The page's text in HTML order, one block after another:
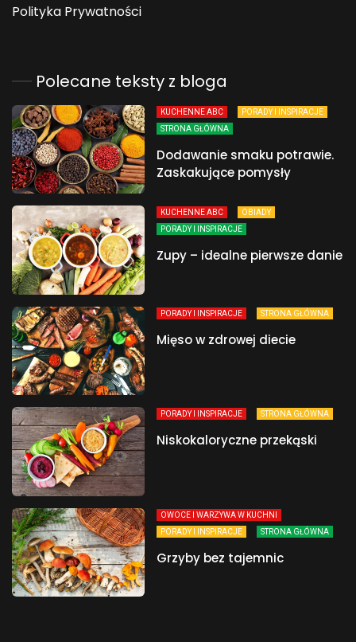
Polityka Prywatności
Polecane teksty z bloga
KUCHENNE ABC
PORADY I INSPIRACJE
STRONA GŁÓWNA
Dodawanie smaku potrawie.
Zaskakujące pomysły
KUCHENNE ABC
OBIADY
PORADY I INSPIRACJE
Zupy – idealne pierwsze danie
PORADY I INSPIRACJE STRONA GŁÓWNA
Mięso w zdrowej diecie
PORADY I INSPIRACJE STRONA GŁÓWNA
Niskokaloryczne przekąski
OWOCE I WARZYWA W KUCHNI
PORADY I INSPIRACJE
STRONA GŁÓWNA
Grzyby bez tajemnic